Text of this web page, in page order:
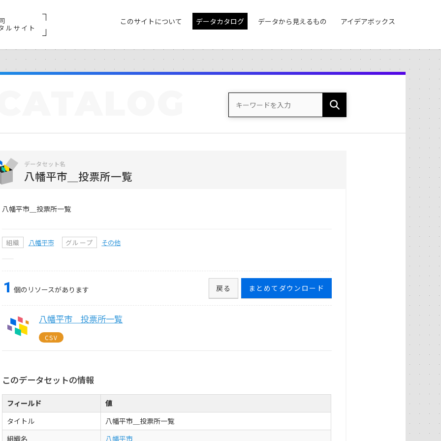
ルサイト
このサイトについて データカタログ データから見えるもの アイデアボックス
データセット名
八幡平市＿投票所一覧
八幡平市＿投票所一覧
組織 八幡平市 グループ その他
1 個のリソースがあります まとめてダウンロード
戻る
八幡平市＿投票所一覧
CSV
このデータセットの情報
フィールド
値
タイトル
八幡平市＿投票所一覧
組織名
八幡平市